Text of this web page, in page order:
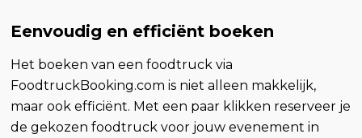
Eenvoudig en efficiënt boeken
Het boeken van een foodtruck via
FoodtruckBooking.com is niet alleen makkelijk,
maar ook efficiënt. Met een paar klikken reserveer je
de gekozen foodtruck voor jouw evenement in